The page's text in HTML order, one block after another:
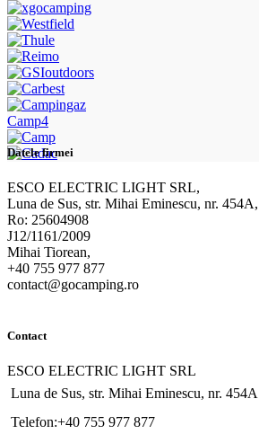
Camp4
Datele firmei
ESCO ELECTRIC LIGHT SRL,
Luna de Sus, str. Mihai Eminescu, nr. 454A,
Ro: 25604908
J12/1161/2009
Mihai Tiorean,
+40 755 977 877
contact@gocamping.ro
Contact
ESCO ELECTRIC LIGHT SRL
Luna de Sus, str. Mihai Eminescu, nr. 454A
Telefon:+40 755 977 877